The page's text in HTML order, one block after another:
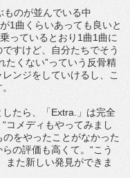
のが並んでいる中
1曲くらいあっても良いと
っているとおり1曲1曲に
すけど、自分たちでそう
たくない”っていう反骨精
ンジをしていけるし、こ
たら、「Extra.」は完全
コメディもやってみまし
をやったことがなかった
の評価も高くて。“こう
また新しい発見ができま